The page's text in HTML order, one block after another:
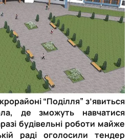
“Поділля” з’явиться
де зможуть навчатися
будівельні роботи майже
раді оголосили тендер